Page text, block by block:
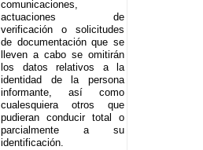
comunicaciones,
actuaciones de
verificación o solicitudes
de documentación que se
lleven a cabo se omitirán
los datos relativos a la
identidad de la persona
informante, así como
cualesquiera otros que
pudieran conducir total o
parcialmente a su
identificación.